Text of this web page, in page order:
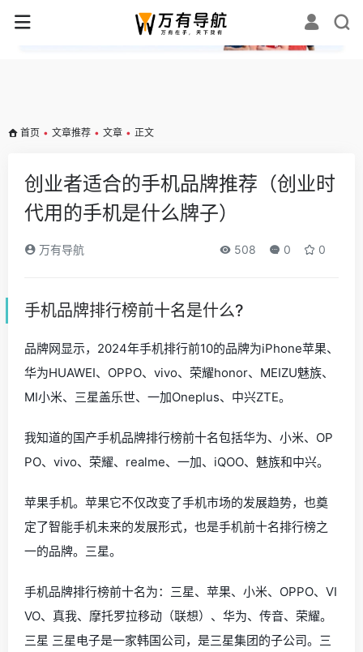
✕
首页 • 文章推荐 • 文章 • 正文
创业者适合的手机品牌推荐（创业时
代用的手机是什么牌子）
万有导航 508 0 0
手机品牌排行榜前十名是什么?
品牌网显示，2024年手机排行前10的品牌为iPhone苹果、
华为HUAWEI、OPPO、vivo、荣耀honor、MEIZU魅族、
MI小米、三星盖乐世、一加Oneplus、中兴ZTE。
我知道的国产手机品牌排行榜前十名包括华为、小米、OP
PO、vivo、荣耀、realme、一加、iQOO、魅族和中兴。
苹果手机。苹果它不仅改变了手机市场的发展趋势，也奠
定了智能手机未来的发展形式，也是手机前十名排行榜之
一的品牌。三星。
手机品牌排行榜前十名为：三星、苹果、小米、OPPO、VI
VO、真我、摩托罗拉移动（联想）、华为、传音、荣耀。
三星 三星电子是一家韩国公司，是三星集团的子公司。三